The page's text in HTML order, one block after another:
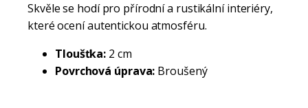
Skvěle se hodí pro přírodní a rustikální interiéry,
které ocení autentickou atmosféru.
Tloušťka: 2 cm
Povrchová úprava: Broušený